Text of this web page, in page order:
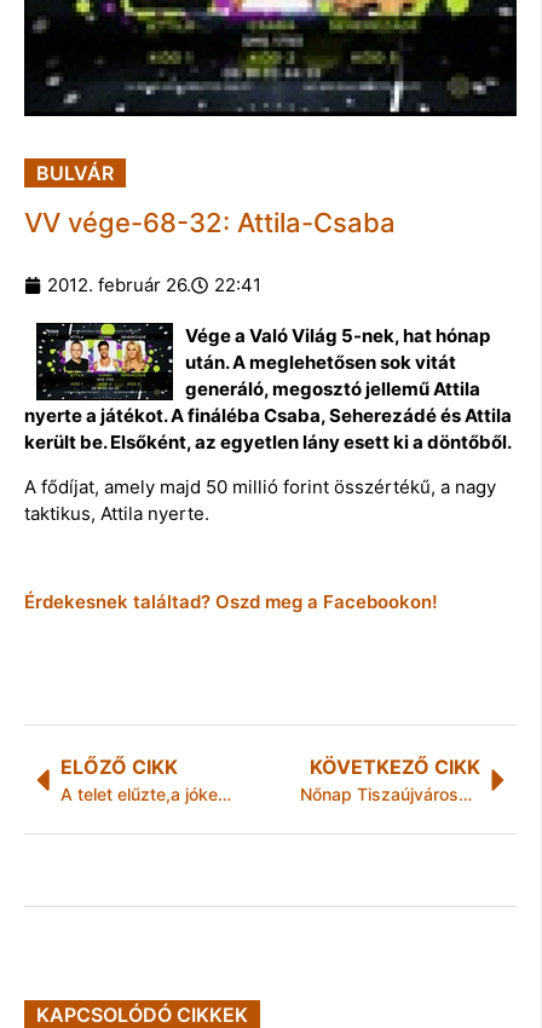
BULVÁR
VV vége-68-32: Attila-Csaba
2012. február 26. 22:41
Vége a Való Világ 5-nek, hat hónap
után. A meglehetősen sok vitát
generáló, megosztó jellemű Attila
nyerte a játékot. A fináléba Csaba, Seherezádé és Attila
került be. Elsőként, az egyetlen lány esett ki a döntőből.
A fődíjat, amely majd 50 millió forint összértékű, a nagy
taktikus, Attila nyerte.
Érdekesnek találtad? Oszd meg a Facebookon!
ELŐZŐ CIKK
A telet elűzte,a jókedvet meghozta az idei Kocsonyafesztivál
KÖVETKEZŐ CIKK
Nőnap Tiszaújvárosban
KAPCSOLÓDÓ CIKKEK